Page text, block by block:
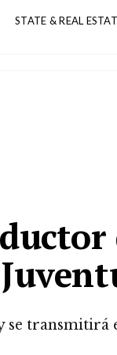
STATE & REAL
se